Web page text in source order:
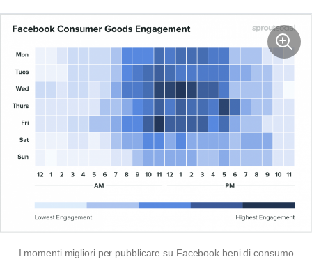
I momenti migliori per pubblicare su Facebook beni di consumo